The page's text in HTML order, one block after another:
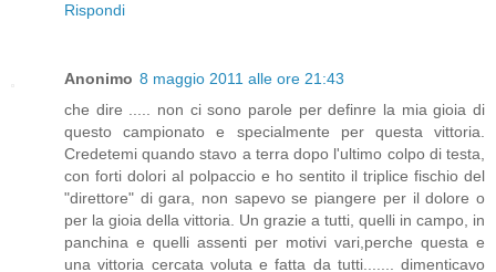
Rispondi
Anonimo 8 maggio 2011 alle ore 21:43
che dire ..... non ci sono parole per definre la mia gioia di
questo campionato e specialmente per questa vittoria.
Credetemi quando stavo a terra dopo l'ultimo colpo di testa,
con forti dolori al polpaccio e ho sentito il triplice fischio del
"direttore" di gara, non sapevo se piangere per il dolore o
per la gioia della vittoria. Un grazie a tutti, quelli in campo, in
panchina e quelli assenti per motivi vari,perche questa e
una vittoria cercata voluta e fatta da tutti....... dimenticavo